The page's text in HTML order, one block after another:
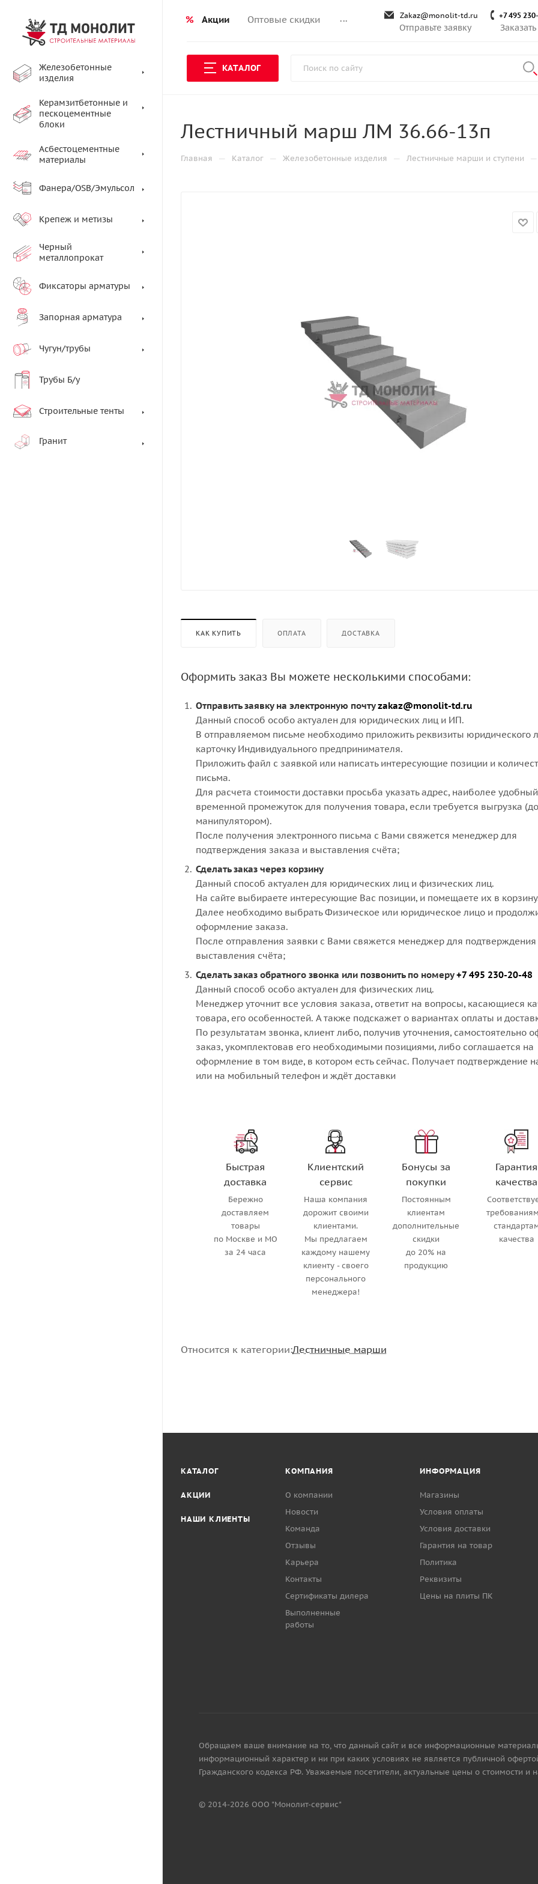
% Акции Оптовые скидки ... Zakaz@monolit-td.ru
Отправьте заявку
+7 495
КАТАЛОГ
Железобетонные
изделия
Керамзитбетонные и
пескоцементные
блоки
Асбестоцементные
материалы
Фанера/OSB/Эмульсол
Крепеж и метизы
Черный
металлопрокат
Фиксаторы арматуры
Запорная арматура
Чугун/трубы
Трубы Б/у
Строительные тенты
Гранит
Лестничный марш ЛМ 36.66-13п
Главная — Каталог — Железобетонные изделия — Лестничные марши и ступени —
КАК КУПИТЬ ОПЛАТА ДОСТАВКА
Оформить заказ Вы можете несколькими способами:
Отправить заявку на электронную почтуzakaz@monolit-td.ru
Данный способ особо актуален для юридических лиц и ИП.
В отправляемом письме необходимо приложить реквизиты юридического
карточку Индивидуального предпринимателя.
Приложить файл с заявкой или написать интересующие позиции и
письма.
Для расчета стоимости доставки просьба указать адрес, наиболее удобный
временной промежуток для получения товара, если требуется выгрузка
манипулятором).
После получения электронного письма с Вами свяжется менеджер для
подтверждения заказа и выставления счёта;
Сделать заказ через корзину
Данный способ актуален для юридических лиц и физических лиц.
На сайте выбираете интересующие Вас позиции, и помещаете их в
Далее необходимо выбрать Физическое или юридическое лицо и
оформление заказа.
После отправления заявки с Вами свяжется менеджер для подтверждения
выставления счёта;
Сделать заказ обратного звонка или позвонить по номеру+7 495 230-20-48
Данный способ особо актуален для физических лиц.
Менеджер уточнит все условия заказа, ответит на вопросы, касающиеся
товара, его особенностей. А также подскажет о вариантах оплаты и
По результатам звонка, клиент либо, получив уточнения, самостоятельно
заказ, укомплектовав его необходимыми позициями, либо соглашается на
оформление в том виде, в котором есть сейчас. Получает подтверждение
или на мобильный телефон и ждёт доставки
Быстрая
доставка
Бережно
доставляем
товары
по Москве и МО
за 24 часа
Клиентский
сервис
Наша компания
дорожит своими
клиентами.
Мы предлагаем
каждому нашему
клиенту - своего
персонального
менеджера!
Бонусы за
покупки
Постоянным
клиентам
дополнительные
скидки
до 20% на
продукцию
Гарантия
качества
качества
Относится к категории:Лестничные марши
КАТАЛОГ
АКЦИИ
НАШИ КЛИЕНТЫ
КОМПАНИЯ
О компании
Новости
Команда
Отзывы
Карьера
Контакты
Сертификаты дилера
Выполненные
работы
ИНФОРМАЦИЯ
Магазины
Условия оплаты
Условия доставки
Гарантия на товар
Политика
Реквизиты
Цены на плиты ПК
Обращаем ваше внимание на то, что данный сайт и все информационные
информационный характер и ни при каких условиях не является публичной
Гражданского кодекса РФ. Уважаемые посетители, актуальные цены о стоимости и
© 2014-2026 ООО "Монолит-сервис"